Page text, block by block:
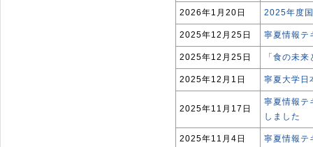
2026年1月20日 2025年度
2025年12月25日 寧夏情報テ
2025年12月25日 「食の未
2025年12月1日 寧夏大学日
2025年11月17日
寧夏情報
しました
2025年11月4日 寧夏情報テ